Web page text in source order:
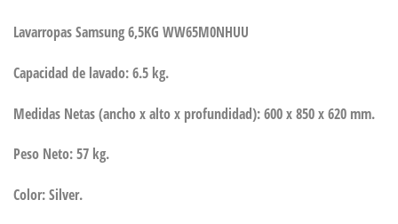
Lavarropas Samsung 6,5KG WW65M0NHUU
Capacidad de lavado:6.5 kg.
Medidas Netas (ancho x alto x profundidad):600 x 850 x 620 mm.
Peso Neto:57 kg.
Color:Silver.